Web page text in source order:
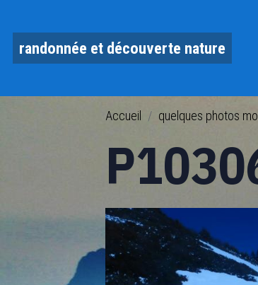
randonnée et découverte nature
Accueil quelques photos